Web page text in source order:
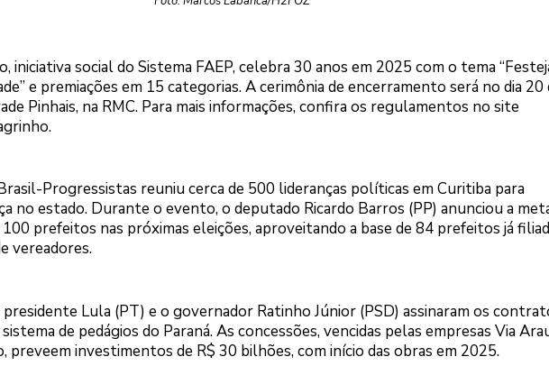
iniciativa social do Sistema FAEP, celebra 30 anos em 2025 com o tema
e premiações em 15 categorias. A cerimônia de encerramento será no dia 20
Pinhais, na RMC. Para mais informações, confira os regulamentos no site
Progressistas reuniu cerca de 500 lideranças políticas em Curitiba para
no estado. Durante o evento, o deputado Ricardo Barros (PP) anunciou a
prefeitos nas próximas eleições, aproveitando a base de 84 prefeitos já
vereadores.
presidente Lula (PT) e o governador Ratinho Júnior (PSD) assinaram os
de pedágios do Paraná. As concessões, vencidas pelas empresas Via
preveem investimentos de R$ 30 bilhões, com início das obras em 2025.